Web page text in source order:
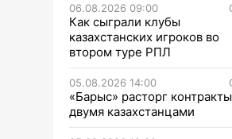
06.08.2026 09:00
Как сыграли клубы
казахстанских игроков во
втором туре РПЛ
05.08.2026 14:00
«Барыс» расторг
двумя казахстанцами